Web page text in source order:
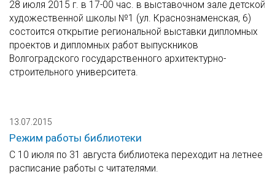
28 июля 2015 г. в 17-00 час. в выставочном зале детской
художественной школы №1 (ул. Краснознаменская, 6)
состоится открытие региональной выставки дипломных
проектов и дипломных работ выпускников
Волгоградского государственного архитектурно-
строительного университета.
13.07.2015
Режим работы библиотеки
С 10 июля по 31 августа библиотека переходит на летнее
расписание работы с читателями.